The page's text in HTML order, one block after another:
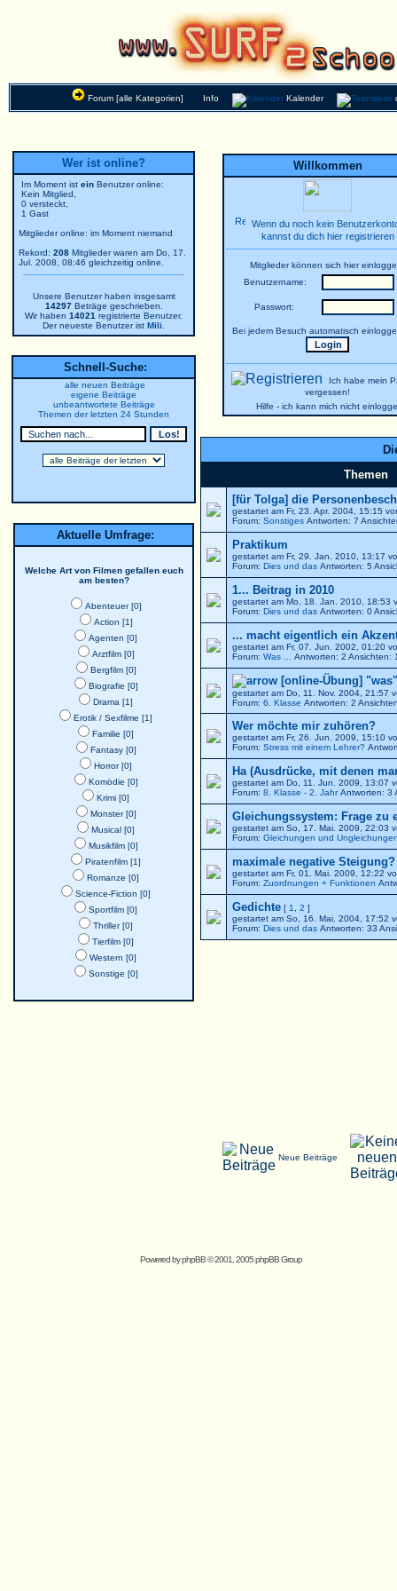
Forum [alle Kategorien] Info Kalender
Wer ist online?
Im Moment ist ein Benutzer online:
Kein Mitglied,
0 versteckt,
1 Gast
Mitglieder online: im Moment niemand
Rekord: 208 Mitglieder waren am Do, 17.
Jul. 2008, 08:46 gleichzeitig online.
Unsere Benutzer haben insgesamt
14297Beträge geschrieben.
Wir haben 14021 registrierte Benutzer.
Der neueste Benutzer ist Mili
Schnell-Suche:
alle neuen Beiträge
eigene Beiträge
unbeantwortete Beiträge
Themen der letzten 24 Stunden
Aktuelle Umfrage:
Welche Art von Filmen gefallen euch
am besten?
Abenteuer [0]
Action [1]
Agenten [0]
Arztfilm [0]
Bergfilm [0]
Biografie [0]
Drama [1]
Erotik / Sexfilme [1]
Familie [0]
Fantasy [0]
Horror [0]
Komödie [0]
Krimi [0]
Monster [0]
Musical [0]
Musikfilm [0]
Piratenfilm [1]
Romanze [0]
Science-Fiction [0]
Sportfilm [0]
Thriller [0]
Tierfilm [0]
Western [0]
Sonstige [0]
Willkommen
Wenn du noch kein
kannst du dich hier registrieren
Mitglieder können sich hier
Benutzername:
Passwort:
Bei jedem Besuch automatisch
Ich habe mein
vergessen!
Hilfe - ich kann mich nicht
Themen
[für Tolga] die
gestartet am Fr, 23. Apr. 2004, 15:15
Forum: Sonstiges Antworten: 7
Praktikum
gestartet am Fr, 29. Jan. 2010, 13:17
Forum: Dies und das Antworten: 5
1... Beitrag in 2010
gestartet am Mo, 18. Jan. 2010, 18:53
Forum: Dies und das Antworten: 0
... macht eigentlich ein
gestartet am Fr, 07. Jun. 2002, 01:20
Forum: Was ... Antworten: 2 Ansichten:
[online-Übung]
gestartet am Do, 11. Nov. 2004, 21:57
Forum: 6. Klasse Antworten: 2
Wer möchte mir zuhören?
gestartet am Fr, 26. Jun. 2009, 15:10
Forum: Stress mit einem Lehrer?
Ha (Ausdrücke, mit denen
gestartet am Do, 11. Jun. 2009, 13:07
Forum: 8. Klasse - 2. JahrAntworten: 3
Gleichungssystem: Frage zu
gestartet am So, 17. Mai. 2009, 22:03
Forum: Gleichungen und
maximale negative
gestartet am Fr, 01. Mai. 2009, 12:22
Forum: Zuordnungen + Funktionen
Gedichte [ 1 2 ]
gestartet am So, 16. Mai. 2004, 17:52
Forum: Dies und das Antworten: 33
Neue Beiträge
Powered byphpBB© 2001, 2005 phpBB Group